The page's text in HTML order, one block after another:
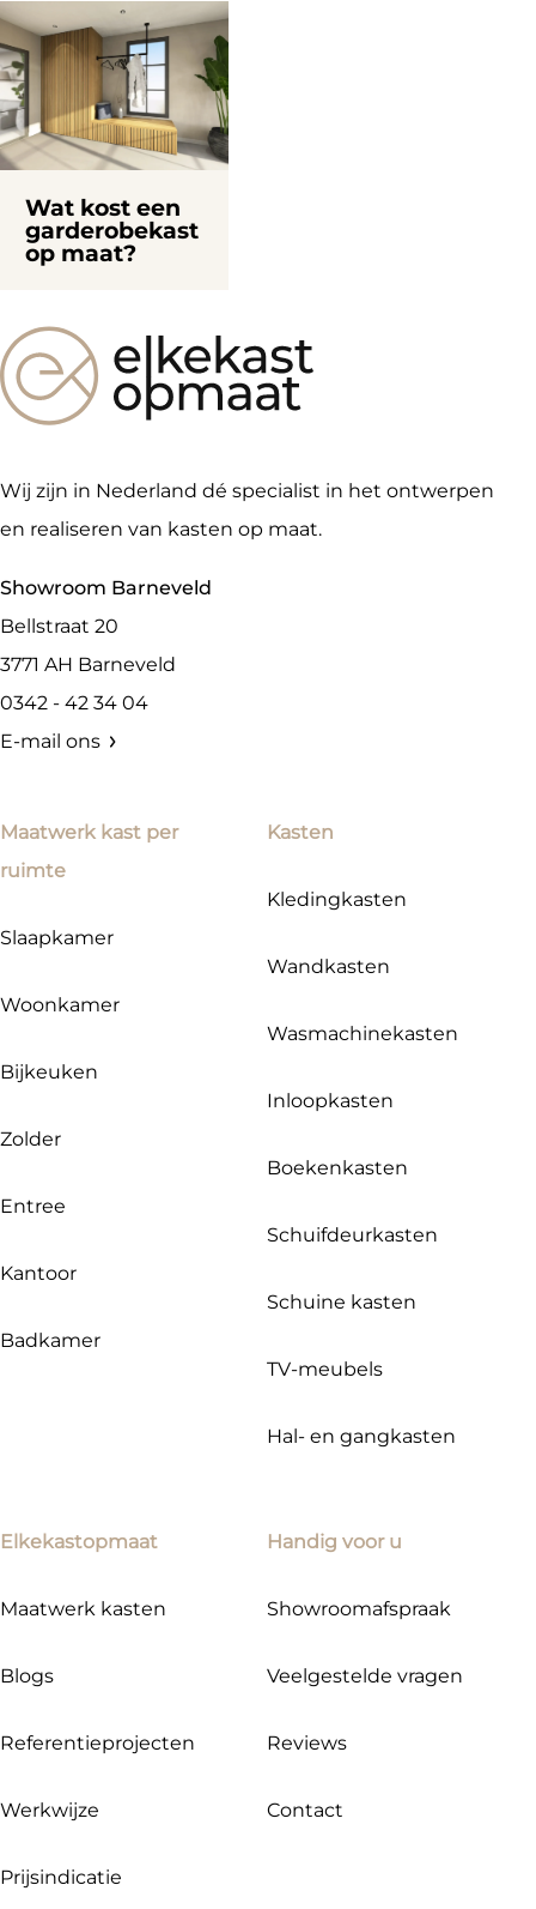
Wat kost een
garderobekast
op maat?
Wij zijn in Nederland dé specialist in het ontwerpen
en realiseren van kasten op maat.
Showroom Barneveld
Bellstraat 20
3771 AH Barneveld
0342 - 42 34 04
E-mail ons
Maatwerk kast per
ruimte
Slaapkamer
Woonkamer
Bijkeuken
Zolder
Entree
Kantoor
Badkamer
Kasten
Kledingkasten
Wandkasten
Wasmachinekasten
Inloopkasten
Boekenkasten
Schuifdeurkasten
Schuine kasten
TV-meubels
Hal- en gangkasten
Elkekastopmaat
Maatwerk kasten
Blogs
Referentieprojecten
Werkwijze
Prijsindicatie
Handig voor u
Showroomafspraak
Veelgestelde vragen
Reviews
Contact